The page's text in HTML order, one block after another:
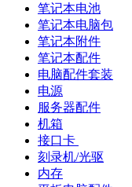
笔记本电池
笔记本电脑包
笔记本附件
笔记本配件
电脑配件套装
电源
服务器配件
机箱
接口卡
刻录机/光驱
内存